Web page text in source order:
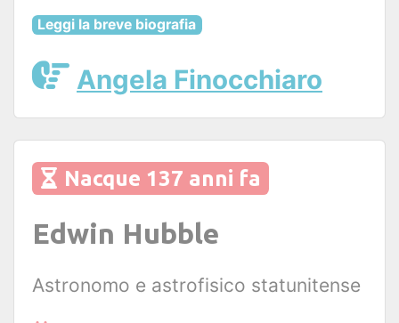
Leggi la breve biografia
Angela Finocchiaro
Nacque 137 anni fa
Edwin Hubble
Astronomo e astrofisico statunitense